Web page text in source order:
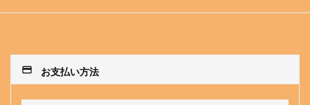
payment お支払い方法